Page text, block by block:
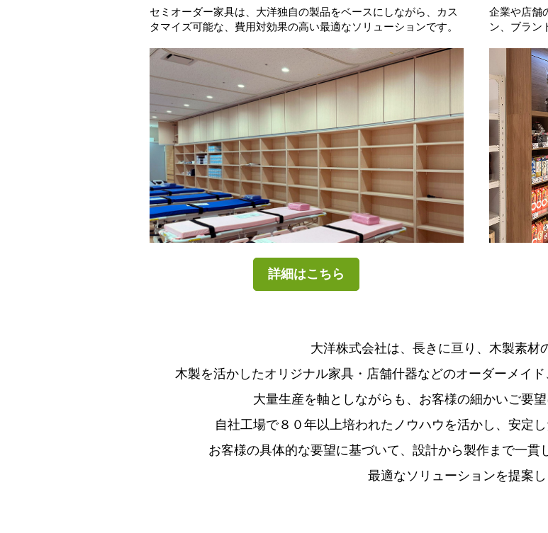
セミオーダー家具は、大洋独自の製品をベースにしながら、カス
タマイズ可能な、費用対効果の高い最適なソリューションです。
詳細はこちら
企業や店舗
ン、ブラン
大洋株式会社は、長きに亘り、木製素材
木製を活かしたオリジナル家具・店舗什器などのオーダーメイ
大量生産を軸としながらも、お客様の細かいご要望
自社工場で８０年以上培われたノウハウを活かし、安定
お客様の具体的な要望に基づいて、設計から製作まで一貫
最適なソリューションを提案し